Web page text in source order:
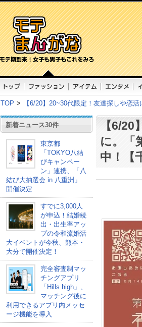
TOP > 【6/20】20~30代限定！友達探しや恋
新着ニュース30件
東京都
「TOKYO八結
びキャンペー
ン」連携、「八
結び大抽選会 in 八重洲」
開催決定
すでに3,000人
が申込！結婚続
出・出生率アッ
プの令和流婚活
大イベントが今秋、熊本・
大分で開催決定！
完全審査制マッ
チングアプリ
「Hills high」、
マッチング後に
利用できるアプリ内メッセ
ージ機能を導入
【6/
に。「
中！【